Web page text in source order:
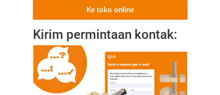
Ke toko online
Kirim permintaan kontak: